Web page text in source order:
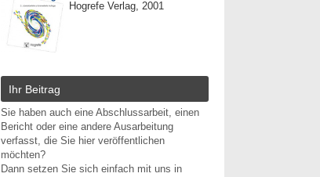
Hogrefe Verlag, 2001
Ihr Beitrag
Sie haben auch eine Abschlussarbeit, einen
Bericht oder eine andere Ausarbeitung
verfasst, die Sie hier veröffentlichen
möchten?
Dann setzen Sie sich einfach mit uns in